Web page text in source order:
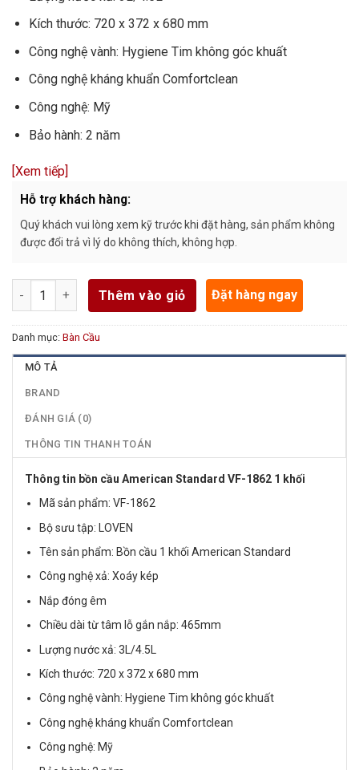
Kích thước: 720 x 372 x 680 mm
Công nghệ vành: Hygiene Tim không góc khuất
Công nghệ kháng khuẩn Comfortclean
Công nghệ: Mỹ
Bảo hành: 2 năm
[Xem tiếp]
Hỗ trợ khách hàng:
Quý khách vui lòng xem kỹ trước khi đặt hàng, sản phẩm không
được đổi trả vì lý do không thích, không hợp.
Số lượng Thêm vào giỏ Đặt hàng ngay
Danh mục: Bàn Cầu
MÔ TẢ
BRAND
ĐÁNH GIÁ (0)
THÔNG TIN THANH TOÁN
Thông tin bồn cầu American Standard VF-1862 1 khối
Mã sản phẩm: VF-1862
Bộ sưu tập: LOVEN
Tên sản phẩm: Bồn cầu 1 khối American Standard
Công nghệ xả: Xoáy kép
Nắp đóng êm
Chiều dài từ tâm lỗ gắn nắp: 465mm
Lượng nước xả: 3L/4.5L
Kích thước: 720 x 372 x 680 mm
Công nghệ vành: Hygiene Tim không góc khuất
Công nghệ kháng khuẩn Comfortclean
Công nghệ: Mỹ